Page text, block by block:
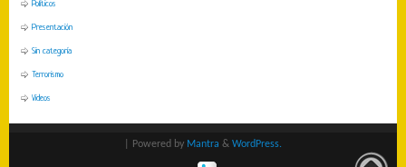
Políticos
Presentación
Sin categoría
Terrorismo
Videos
| Powered by Mantra & WordPress.